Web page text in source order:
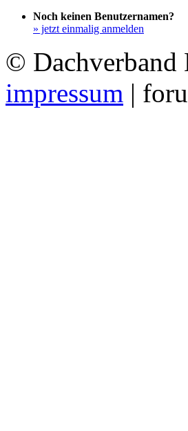
Noch keinen Benutzernamen?
» jetzt einmalig anmelden
© Dachverband
impressum |